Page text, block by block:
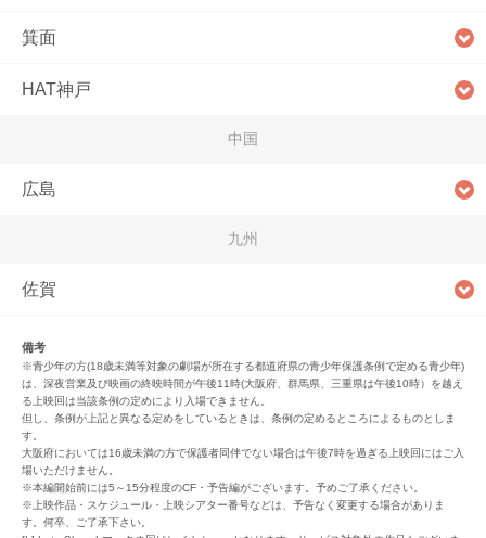
箕面
HAT神戸
中国
広島
九州
佐賀
備考
※青少年の方(18歳未満等対象の劇場が所在する都道府県の青少年保護条例で定める青少年)
は、深夜営業及び映画の終映時間が午後11時(大阪府、群馬県、三重県は午後10時）を越え
る上映回は当該条例の定めにより入場できません。
但し、条例が上記と異なる定めをしているときは、条例の定めるところによるものとしま
す。
大阪府においては16歳未満の方で保護者同伴でない場合は午後7時を過ぎる上映回にはご入
場いただけません。
※本編開始前には5～15分程度のCF・予告編がございます。予めご了承ください。
※上映作品・スケジュール・上映シアター番号などは、予告なく変更する場合がありま
す。何卒、ご了承下さい。